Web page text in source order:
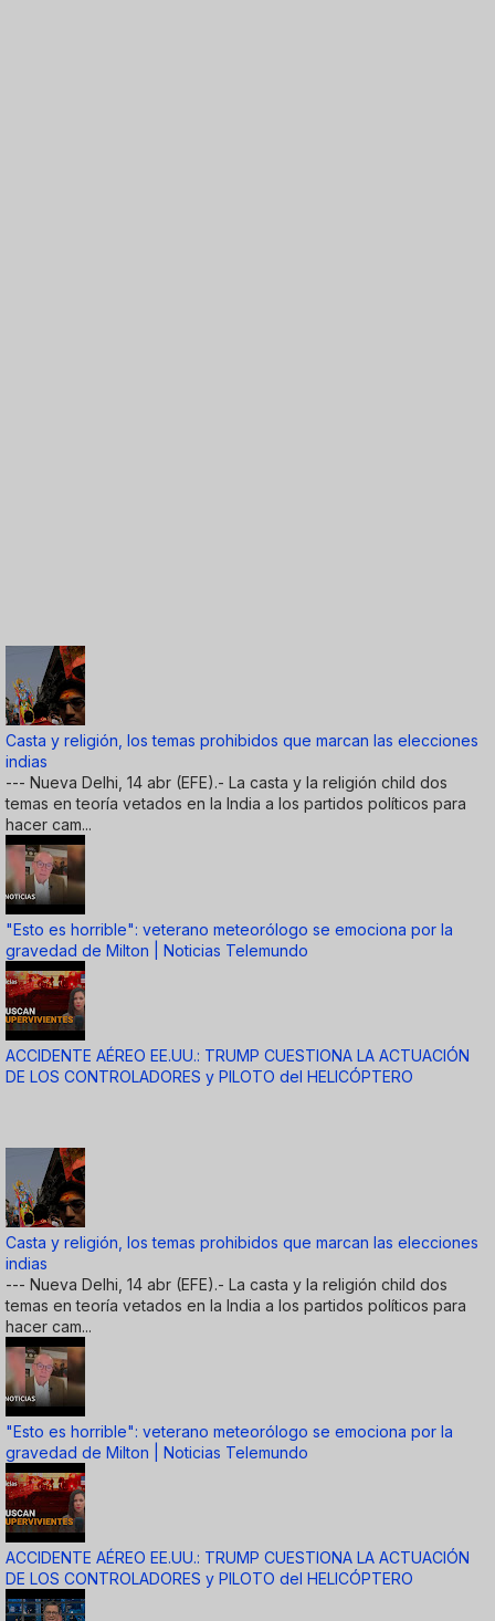
Casta y religión, los temas prohibidos que marcan las elecciones
indias
--- Nueva Delhi, 14 abr (EFE).- La casta y la religión child dos
temas en teoría vetados en la India a los partidos políticos para
hacer cam...
"Esto es horrible": veterano meteorólogo se emociona por la
gravedad de Milton | Noticias Telemundo
ACCIDENTE AÉREO EE.UU.: TRUMP CUESTIONA LA ACTUACIÓN
DE LOS CONTROLADORES y PILOTO del HELICÓPTERO
Casta y religión, los temas prohibidos que marcan las elecciones
indias
--- Nueva Delhi, 14 abr (EFE).- La casta y la religión child dos
temas en teoría vetados en la India a los partidos políticos para
hacer cam...
"Esto es horrible": veterano meteorólogo se emociona por la
gravedad de Milton | Noticias Telemundo
ACCIDENTE AÉREO EE.UU.: TRUMP CUESTIONA LA ACTUACIÓN
DE LOS CONTROLADORES y PILOTO del HELICÓPTERO